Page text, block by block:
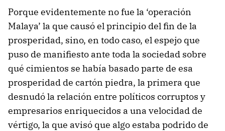
Porque evidentemente no fue la ‘operación
Malaya’ la que causó el principio del fin de la
prosperidad, sino, en todo caso, el espejo que
puso de manifiesto ante toda la sociedad sobre
qué cimientos se había basado parte de esa
prosperidad de cartón piedra, la primera que
desnudó la relación entre políticos corruptos y
empresarios enriquecidos a una velocidad de
vértigo, la que avisó que algo estaba podrido de